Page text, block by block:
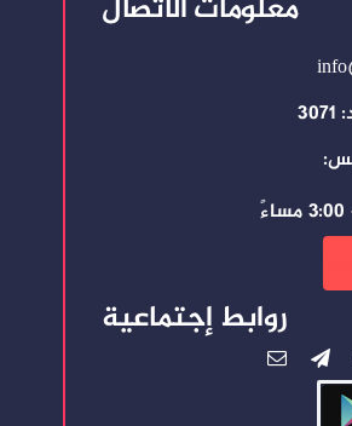
معلومات الاتصال
روابط إجتماعية